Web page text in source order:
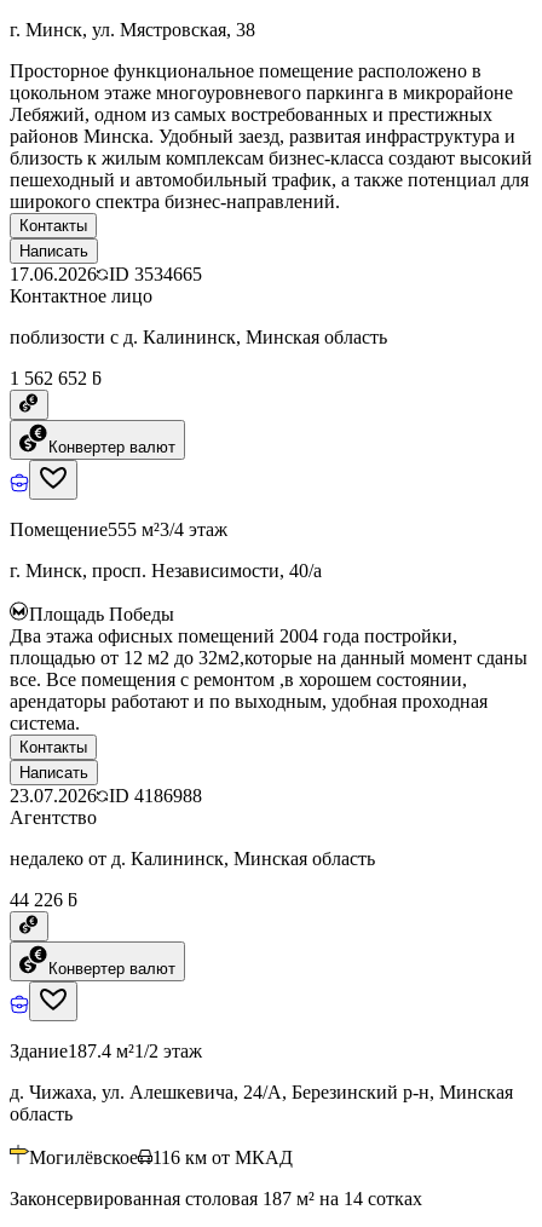
г. Минск, ул. Мястровская, 38
Просторное функциональное помещение расположено в
цокольном этаже многоуровневого паркинга в микрорайоне
Лебяжий, одном из самых востребованных и престижных
районов Минска. Удобный заезд, развитая инфраструктура и
близость к жилым комплексам бизнес-класса создают высокий
пешеходный и автомобильный трафик, а также потенциал для
широкого спектра бизнес-направлений.
Контакты
Написать
17.06.2026 ID 3534665
Контактное лицо
поблизости с д. Калининск, Минская область
1 562 652 ƃ
Конвертер валют
Помещение555 м²3/4 этаж
г. Минск, просп. Независимости, 40/а
Площадь Победы
Два этажа офисных помещений 2004 года постройки,
площадью от 12 м2 до 32м2,которые на данный момент сданы
все. Все помещения с ремонтом ,в хорошем состоянии,
арендаторы работают и по выходным, удобная проходная
система.
Контакты
Написать
23.07.2026 ID 4186988
Агентство
недалеко от д. Калининск, Минская область
44 226 ƃ
Конвертер валют
Здание187.4 м²1/2 этаж
д. Чижаха, ул. Алешкевича, 24/А, Березинский р-н, Минская
область
Могилёвское 116 км от МКАД
Законсервированная столовая 187 м² на 14 сотках